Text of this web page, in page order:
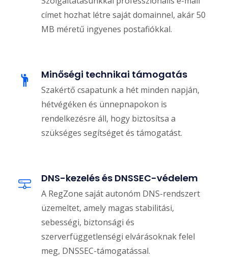
címet hozhat létre saját domainnel, akár 50
MB méretű ingyenes postafiókkal.
Minőségi technikai támogatás
Szakértő csapatunk a hét minden napján,
hétvégéken és ünnepnapokon is
rendelkezésre áll, hogy biztosítsa a
szükséges segítséget és támogatást.
DNS-kezelés és DNSSEC-védelem
A RegZone saját autonóm DNS-rendszert
üzemeltet, amely magas stabilitási,
sebességi, biztonsági és
szerverfüggetlenségi elvárásoknak felel
meg, DNSSEC-támogatással.